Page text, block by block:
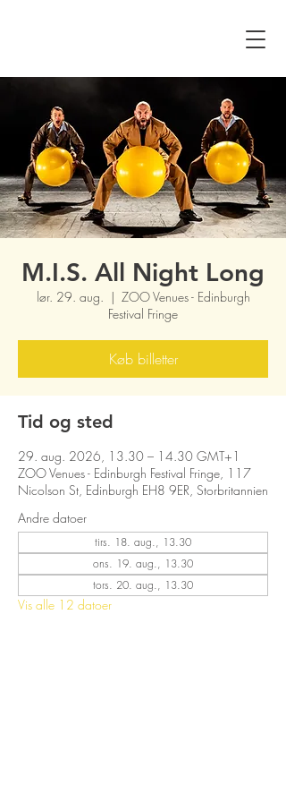
M.I.S. All Night Long
lør. 29. aug.
  |
ZOO Venues - Edinburgh
Festival Fringe
Køb billetter
Tid og sted
29. aug. 2026, 13.30 – 14.30 GMT+1
ZOO Venues - Edinburgh Festival Fringe, 117
Nicolson St, Edinburgh EH8 9ER, Storbritannien
Andre datoer
tirs. 18. aug., 13.30
ons. 19. aug., 13.30
tors. 20. aug., 13.30
Vis alle 12 datoer